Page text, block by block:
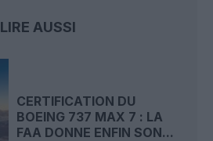
LIRE AUSSI
CERTIFICATION DU
BOEING 737 MAX 7 : LA
FAA DONNE ENFIN SON...